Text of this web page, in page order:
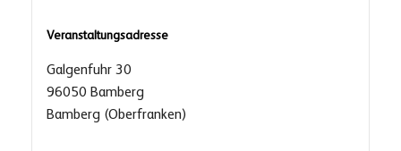
Veranstaltungsadresse
Galgenfuhr 30
96050 Bamberg
Bamberg (Oberfranken)